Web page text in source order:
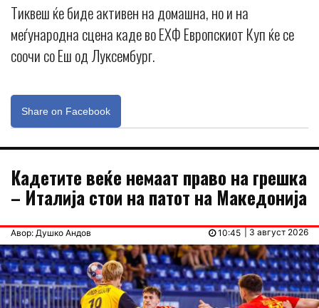
Тиквеш ќе биде активен на домашна, но и на
меѓународна сцена каде во ЕХФ Европскиот Куп ќе се
соочи со Еш од Луксембург.
Share on Facebook
Кадетите веќе немаат право на грешка
– Италија стои на патот на Македонија
Авор: Душко Андов | 3 август 2026
10:45